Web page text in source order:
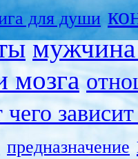
для души
мозга
чего
предназначение